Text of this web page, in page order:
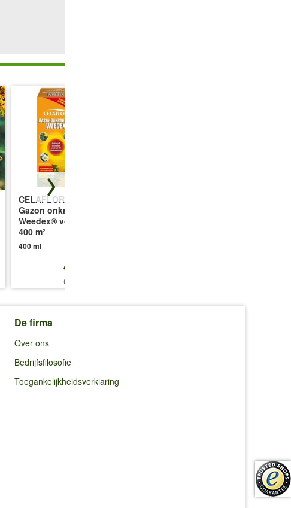
CELAFLOR®
Gazon onkruidvrij
Weedex® voor
400 m²
400 ml
€ 39,99
(99,98 €/l)
De firma
Over ons
Bedrijfsfilosofie
Toegankelijkheidsverklaring